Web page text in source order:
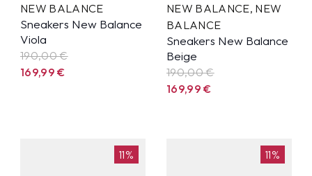
NEW BALANCE
Sneakers New Balance
Viola
190,00 €
169,99€
NEW BALANCE, NEW
BALANCE
Sneakers New Balance
Beige
190,00 €
169,99€
11% 11%